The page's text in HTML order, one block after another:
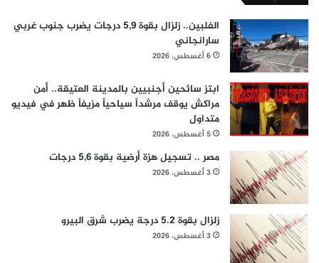
الفلبين.. زلزال بقوة 5,9 درجات يضرب جنوب غربي
سارانجاني
6 أغسطس، 2026
ابتز سائحين أجنبيين بالمدينة العتيقة.. أمن
مراكش يوقف مرشداً سياحياً مزيفاً ظهر في فيديو
متداول
5 أغسطس، 2026
مصر .. تسجيل هزة أرضية بقوة 5,6 درجات
3 أغسطس، 2026
زلزال بقوة 5.2 درجة يضرب شرق البيرو
3 أغسطس، 2026